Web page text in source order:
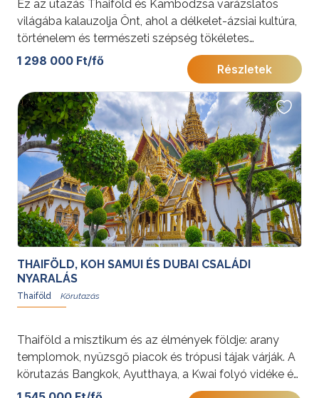
Ez az utazás Thaiföld és Kambodzsa varázslatos
világába kalauzolja Önt, ahol a délkelet-ázsiai kultúra,
történelem és természeti szépség tökéletes
harmóniát alkot. Bangkok nyüzsgő városa, Angkor
Wat misztikus templomai és Koh Chang fehér
homokos partjai egyaránt felejthetetlen élményekkel
várják.További érdekességekért Thaiföldről kattintson
ide.
1 298 000 Ft/fő
Részletek
THAIFÖLD, KOH SAMUI ÉS DUBAI CSALÁDI
NYARALÁS
Thaiföld
Thaiföld a misztikum és az élmények földje: arany
templomok, nyüzsgő piacok és trópusi tájak várják. A
körutazás Bangkok, Ayutthaya, a Kwai folyó vidéke és
Koh Samui legszebb arcát tárja Ön elé.